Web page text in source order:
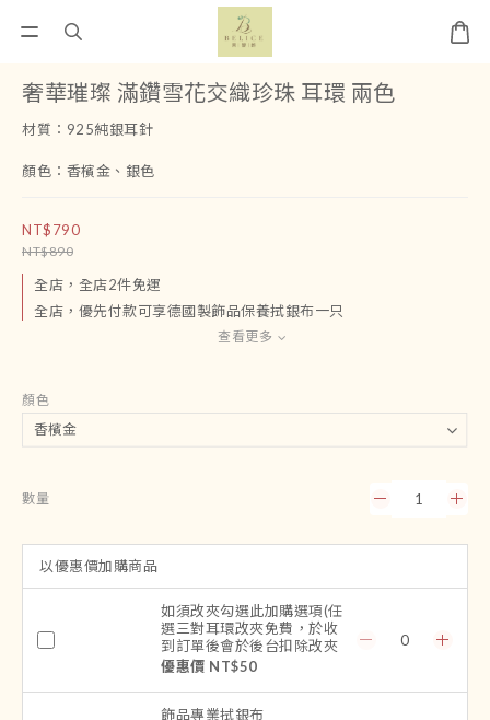
奢華璀璨 滿鑽雪花交織珍珠 耳環 兩色
材質：925純銀耳針
顏色：香檳金、銀色
NT$790
NT$890
全店，全店2件免運
全店，優先付款可享德國製飾品保養拭銀布一只
查看更多
顏色
數量
以優惠價加購商品
如須改夾勾選此加購選項(任
選三對耳環改夾免費，於收
到訂單後會於後台扣除改夾
費用喔)
優惠價 NT$50
飾品專業拭銀布